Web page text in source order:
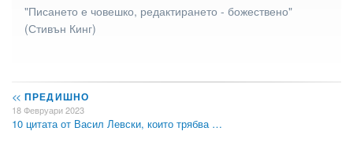
"Писането е човешко, редактирането - божествено"
(Стивън Кинг)
<< ПРЕДИШНО
18 Февруари 2023
10 цитата от Васил Левски, които трябва …